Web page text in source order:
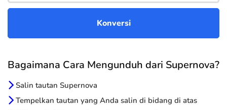
Bagaimana Cara Mengunduh dari Supernova?
Salin tautan Supernova
Tempelkan tautan yang Anda salin di bidang di atas